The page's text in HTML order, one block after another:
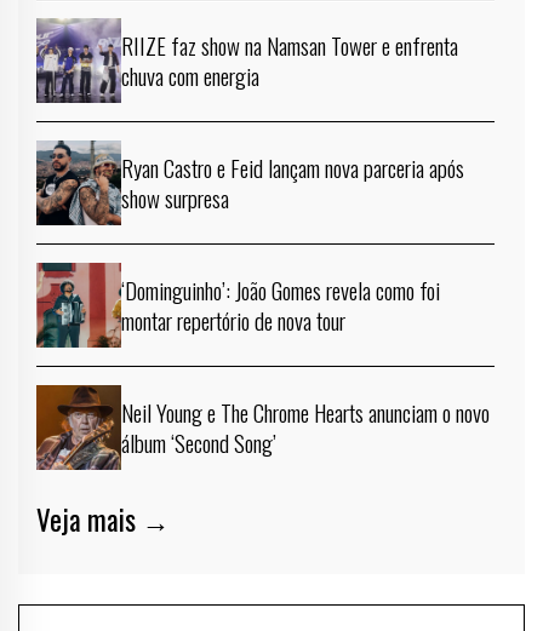
RIIZE faz show na Namsan Tower e enfrenta
chuva com energia
Ryan Castro e Feid lançam nova parceria após
show surpresa
‘Dominguinho’: João Gomes revela como foi
montar repertório de nova tour
Neil Young e The Chrome Hearts anunciam o novo
álbum ‘Second Song’
Veja mais →